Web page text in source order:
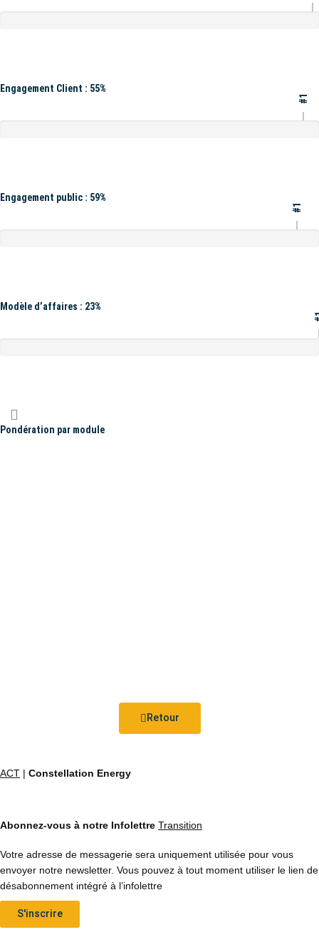
Engagement Client : 55%
#1
Engagement public : 59%
#1
Modèle d’affaires : 23%
Pondération par module
Retour
ACT | Constellation Energy
Abonnez-vous à notre Infolettre Transition
Votre adresse de messagerie sera uniquement utilisée pour vous
envoyer notre newsletter. Vous pouvez à tout moment utiliser le lien de
désabonnement intégré à l’infolettre
S'inscrire